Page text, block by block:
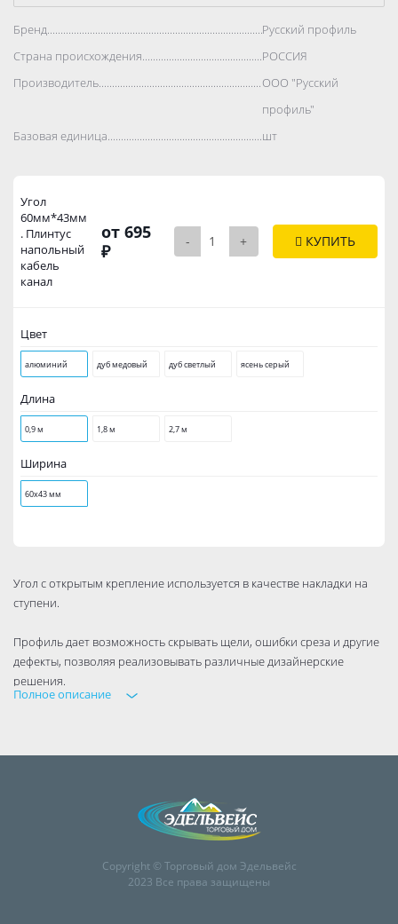
Бренд..................................................................................Русский профиль
Страна происхождения..................................................................................
РОССИЯ
Производитель..................................................................................
ООО "Русский
профиль"
Базовая единица..................................................................................
шт
Угол
60мм*43мм
. Плинтус
напольный
кабель
канал
от 695
₽
- + КУПИТЬ
Цвет
алюминий дуб медовый дуб светлый ясень серый
Длина
0,9 м 1,8 м 2,7 м
Ширина
60х43 мм
Угол с открытым крепление используется в качестве накладки на
ступени.
Профиль дает возможность скрывать щели, ошибки среза и другие
дефекты, позволяя реализовывать различные дизайнерские
решения.
Полное описание
Copyright © Торговый дом Эдельвейс
2023 Все права защищены